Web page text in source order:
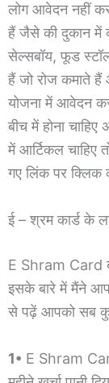
लोग आवेदन नहीं
हैं जैसे की दुकान में
सेल्सबॉय, फूड
हैं जो रोज कमाते हैं
योजना में आवेदन
बीच में होना
में आर्टिकल चाहिए
गए लिंक पर
ई – श्रम कार्ड के
E Shram Card
इसके बारे में मैंने आप
से पढ़ें आपको सब
1• E Shram